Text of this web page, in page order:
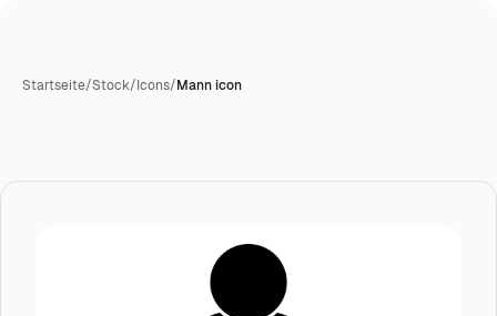
Startseite/Stock/Icons/Mann icon